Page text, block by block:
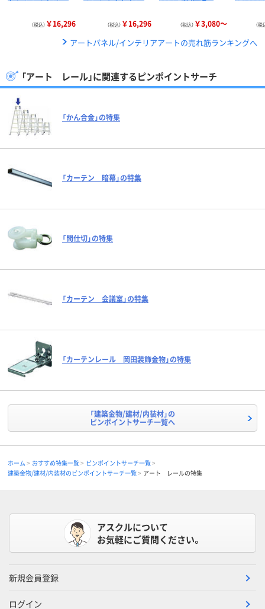
（税込） ￥16,296 （税込） ￥16,296 （税込） ￥3,080～ （税
アートパネル/インテリアアートの売れ筋ランキングへ
「アート レール」に関連するピンポイントサーチ
「かん合金」の特集
「カーテン 暗幕」の特集
「間仕切」の特集
「カーテン 会議室」の特集
「カーテンレール 岡田装飾金物」の特集
「建築金物/建材/内装材」の
ピンポイントサーチ一覧へ
ホーム おすすめ特集一覧
ピンポイントサーチ一覧
建築金物/建材/内装材のピンポイントサーチ一覧
アート レールの特集
アスクルについて
お気軽にご質問ください。
新規会員登録
ログイン